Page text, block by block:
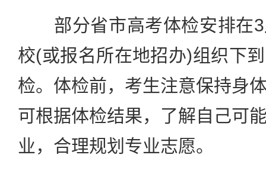
部分省市高考体检安排在3
校(或报名所在地招办)组织下
检。体检前，考生注意保持身
可根据体检结果，了解自己可
业，合理规划专业志愿。